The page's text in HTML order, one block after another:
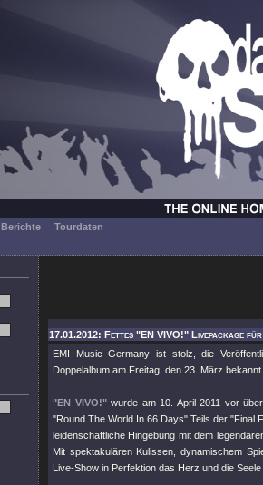
Berichte Tourdaten
17.01.2012: Fettes "EN VIVO!" Livepackage
EMI Music Germany ist stolz, die
Doppelalbum am Freitag, den 23. März
"EN VIVO!"wurde am 10. April 2011 vor
"Round The World In 66 Days" Teils der "Final
leidenschaftliche Hingebung mit dem
Mit spektakulären Kulissen, dynamischem
Live-Show in Perfektion das Herz und die